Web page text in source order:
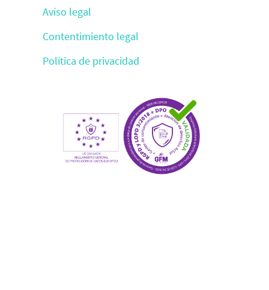
Aviso legal
Contentimiento legal
Política de privacidad